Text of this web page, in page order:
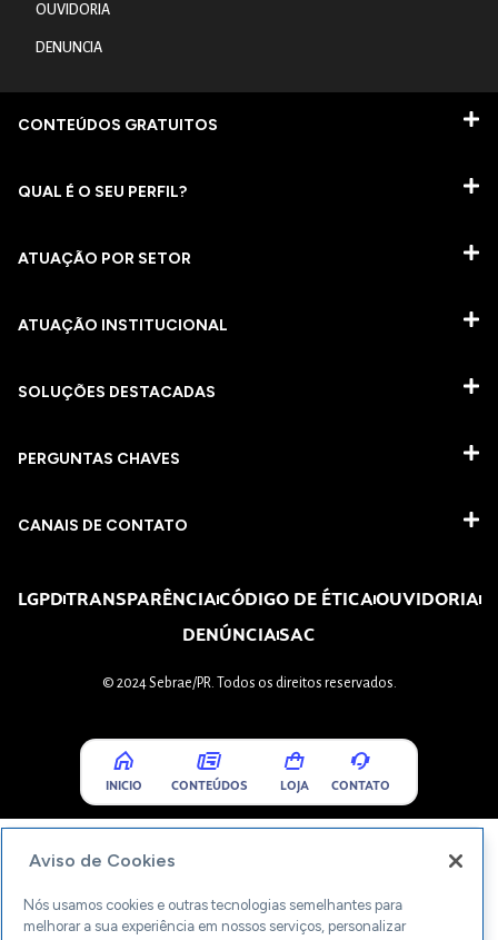
OUVIDORIA
DENUNCIA
CONTEÚDOS GRATUITOS
QUAL É O SEU PERFIL?
ATUAÇÃO POR SETOR
ATUAÇÃO INSTITUCIONAL
SOLUÇÕES DESTACADAS
PERGUNTAS CHAVES​
CANAIS DE CONTATO
LGPDTRANSPARÊNCIACÓDIGO DE ÉTICAOUVIDORIA
DENÚNCIASAC
© 2024 Sebrae/PR. Todos os direitos reservados.
INICIO CONTEÚDOS LOJA CONTATO
Aviso de Cookies
Nós usamos cookies e outras tecnologias semelhantes para
melhorar a sua experiência em nossos serviços, personalizar